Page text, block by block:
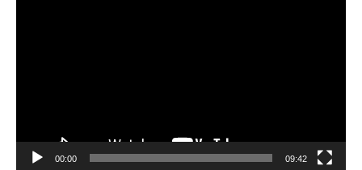
00:00 09:42